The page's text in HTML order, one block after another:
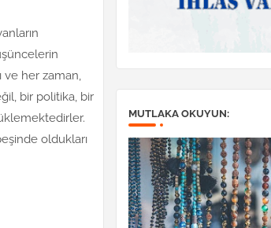
ve her zaman,
bir politika, bir
oldukları
MUTLAKA OKUYUN: